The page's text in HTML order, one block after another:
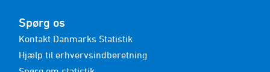
Spørg os
Kontakt Danmarks Statistik
Hjælp til erhvervsindberetning